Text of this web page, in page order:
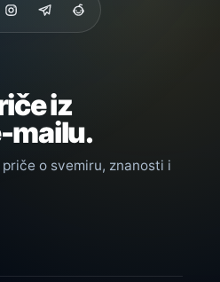
iz
mailu.
o svemiru, znanosti i